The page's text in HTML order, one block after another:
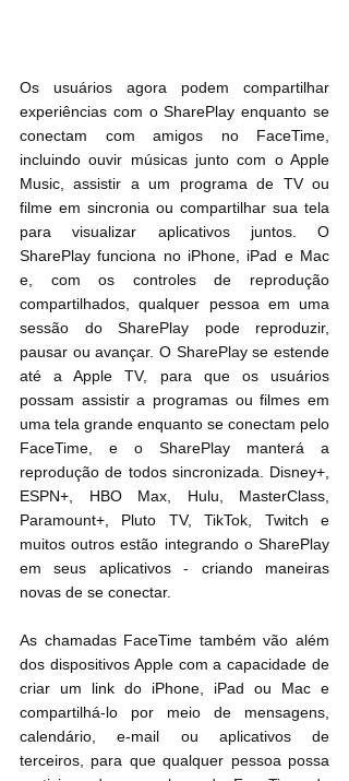
Os usuários agora podem compartilhar
experiências com o SharePlay enquanto se
conectam com amigos no FaceTime,
incluindo ouvir músicas junto com o Apple
Music, assistir a um programa de TV ou
filme em sincronia ou compartilhar sua tela
para visualizar aplicativos juntos. O
SharePlay funciona no iPhone, iPad e Mac
e, com os controles de reprodução
compartilhados, qualquer pessoa em uma
sessão do SharePlay pode reproduzir,
pausar ou avançar. O SharePlay se estende
até a Apple TV, para que os usuários
possam assistir a programas ou filmes em
uma tela grande enquanto se conectam pelo
FaceTime, e o SharePlay manterá a
reprodução de todos sincronizada. Disney+,
ESPN+, HBO Max, Hulu, MasterClass,
Paramount+, Pluto TV, TikTok, Twitch e
muitos outros estão integrando o SharePlay
em seus aplicativos - criando maneiras
novas de se conectar.
As chamadas FaceTime também vão além
dos dispositivos Apple com a capacidade de
criar um link do iPhone, iPad ou Mac e
compartilhá-lo por meio de mensagens,
calendário, e-mail ou aplicativos de
terceiros, para que qualquer pessoa possa